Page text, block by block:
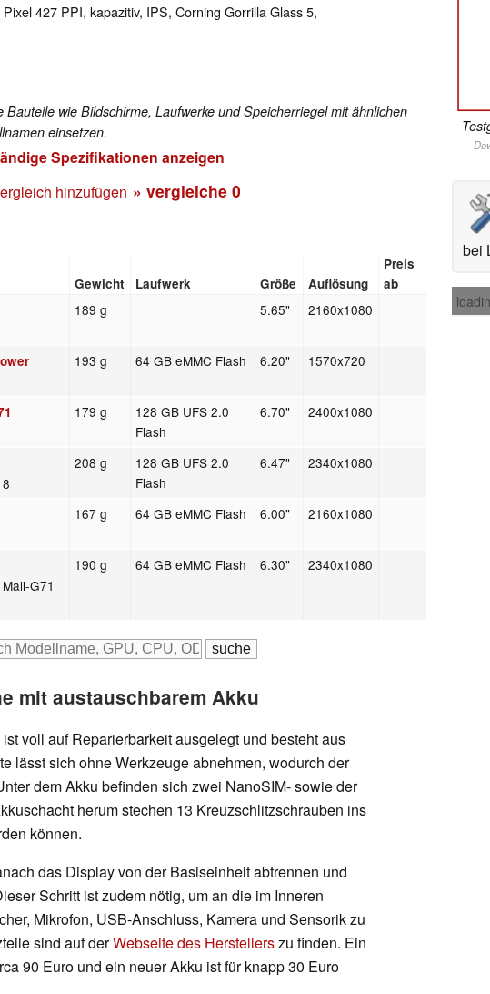
bei
427 PPI, kapazitiv, IPS, Corning Gorrilla Glass 5,
wie Bildschirme, Laufwerke und Speicherriegel mit ähnlichen
einsetzen.
Spezifikationen anzeigen
hinzufügen » vergleiche 0
Gewicht Laufwerk Größe Auflösung
Preis
ab
189 g 5.65" 2160x1080
193 g 64 GB eMMC Flash 6.20" 1570x720
179 g
128 GB UFS 2.0
Flash
6.70" 2400x1080
208 g
128 GB UFS 2.0
Flash
6.47" 2340x1080
167 g 64 GB eMMC Flash 6.00" 2160x1080
G71
190 g 64 GB eMMC Flash 6.30" 2340x1080
mit austauschbarem Akku
voll auf Reparierbarkeit ausgelegt und besteht aus
lässt sich ohne Werkzeuge abnehmen, wodurch der
dem Akku befinden sich zwei NanoSIM- sowie der
herum stechen 13 Kreuzschlitzschrauben ins
können.
das Display von der Basiseinheit abtrennen und
Schritt ist zudem nötig, um an die im Inneren
Mikrofon, USB-Anschluss, Kamera und Sensorik zu
sind auf derWebseite des Herstellerszu finden. Ein
90 Euro und ein neuer Akku ist für knapp 30 Euro